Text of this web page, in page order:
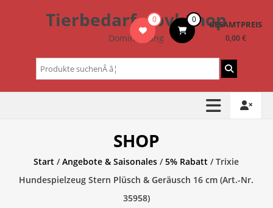
Tierbedarf – bvl-Shop
Dominik Lang
0 0 GESAMTPREIS
0,00 €
Suchen
nach:
SHOP
Start /Angebote & Saisonales /5% Rabatt / Trixie
Hundespielzeug Stern Plüsch & Geräusch 16 cm (Art.-Nr.
35958)